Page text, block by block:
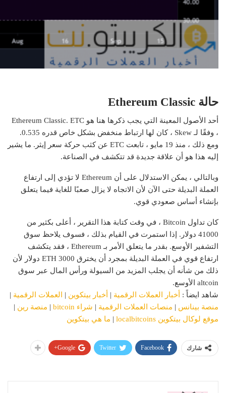
حالة Ethereum Classic
أحد الأصول المعينة التي يجب ذكرها هنا هو Ethereum Classic. ETC
، وفقًا لـ Skew ، كان لها ارتباط منخفض بشكل خاص قدره 0.535.
ومع ذلك ، منذ 19 مايو ، تابعت ETC عن كثب حركة سعر إيثر. ما يشير
إليه هذا هو أن علاقة جديدة قد تتكشف في الصناعة.
وبالتالي ، يمكن الاستدلال على أن Ethereum لا تؤدي إلى ارتفاع
العملة البديلة حتى الآن لأن الاتجاه لا يزال صعبًا للغاية فيما يتعلق
بإنشاء أساس صعودي قوي.
كان تداول Bitcoin ، في وقت كتابة هذا التقرير ، أعلى بكثير من
41000 دولار. إذا استمرت في القيام بذلك ، فسوف يلاحظ سوق
التشفير الأوسع. بقدر ما يتعلق الأمر بـ Ethereum ، فقد يتكشف
ارتفاع قوي في العملة البديلة بمجرد أن يخترق ETH 3000 دولار لأن
ذلك من شأنه أن يجلب المزيد من السيولة ورأس المال عبر سوق
altcoin الأوسع.
شاهد ايضاً : أخبار العملات الرقمية | أخبار بيتكوين | العملات الرقمية |
منصة بينانس | منصات العملات الرقمية | شراء bitcoin | منصة رين |
موقع لوكال بيتكوين localbitcoins
| ما هي بيتكوين
شارك Facebook
Twitter
Google+